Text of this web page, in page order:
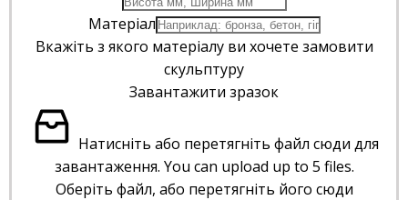
Матеріал
Вкажіть з якого матеріалу ви хочете замовити
скульптуру
Завантажити зразок
Натисніть або перетягніть файл сюди для
завантаження. You can upload up to 5 files.
Оберіть файл, або перетягніть його сюди